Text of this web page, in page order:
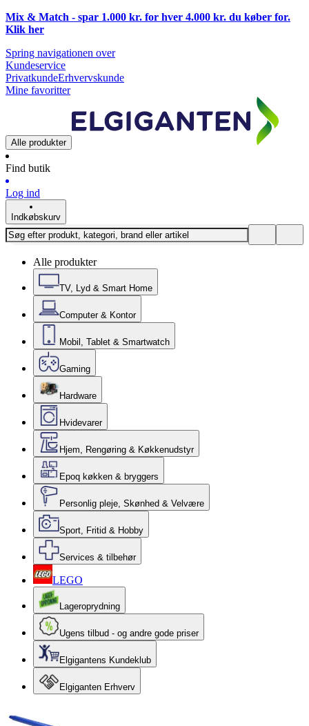
Mix & Match - spar 1.000 kr. for hver 4.000 kr. du køber for.
Klik her
Spring navigationen over
Kundeservice
PrivatkundeErhvervskunde
Mine favoritter
Alle produkter
Find butik
Log ind
Indkøbskurv
Alle produkter
TV, Lyd & Smart Home
Computer & Kontor
Mobil, Tablet & Smartwatch
Gaming
Hardware
Hvidevarer
Hjem, Rengøring & Køkkenudstyr
Epoq køkken & bryggers
Personlig pleje, Skønhed & Velvære
Sport, Fritid & Hobby
Services & tilbehør
LEGO
Lageroprydning
Ugens tilbud - og andre gode priser
Elgigantens Kundeklub
Elgiganten Erhverv